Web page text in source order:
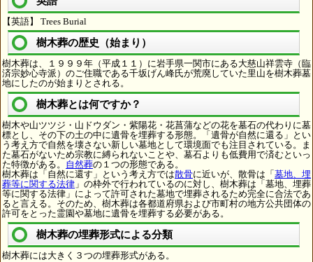
【英語】 Trees Burial
樹木葬の歴史（始まり）
樹木葬は、１９９９年（平成１１）に岩手県一関市にある大慈山祥雲寺（臨
済宗妙心寺派）のご住職である千坂げん峰氏が荒廃していた里山を樹木葬墓
地にしたのが始まりとされる。
樹木葬とは何ですか？
樹木や山ツツジ・山ドウダン・紫陽花・花菖蒲などの花を墓石の代わりに墓
標とし、その下の土の中に遺骨を埋葬する形態。「遺骨が自然に還る」とい
う考え方で自然を壊さない新しい墓地として環境面でも注目されている。ま
た墓石がないため宗教に縛られないことや、墓石よりも低費用で済むといっ
た特徴がある。 自然葬の１つの形態である。
樹木葬は「自然に還す」という考え方では散骨に近いが、散骨は「 墓地、埋
葬等に関する法律 」の枠外で行われているのに対し、樹木葬は「墓地、埋葬
等に関する法律」によって許可された墓地で埋葬されるため完全に合法であ
ると言える。そのため、樹木葬は各都道府県および市町村の地方公共団体の
許可をとった霊園や墓地に遺骨を埋葬する必要がある。
樹木葬の埋葬形式による分類
樹木葬には大きく３つの埋葬形式がある。